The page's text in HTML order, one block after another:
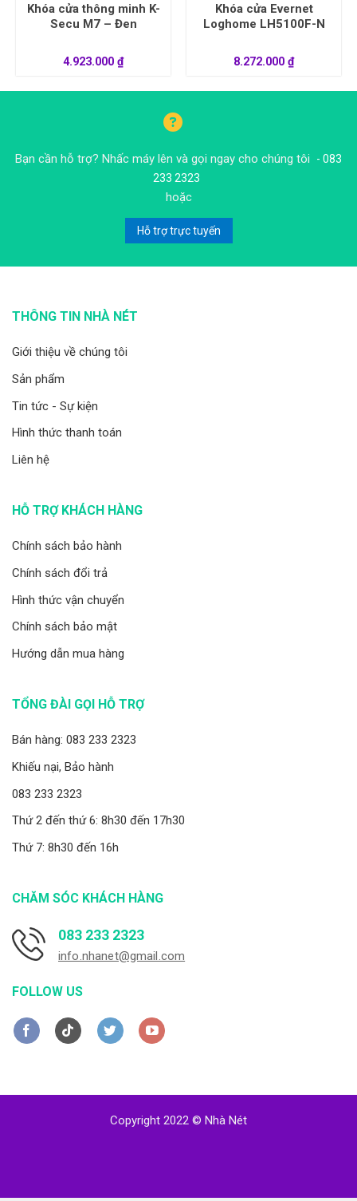
Khóa cửa thông minh K-
Secu M7 – Đen
4.923.000 ₫
Khóa cửa Evernet
Loghome LH5100F-N
8.272.000 ₫
Bạn cần hỗ trợ? Nhấc máy lên và gọi ngay cho chúng tôi
- 083
233 2323
hoặc
Hỗ trợ trực tuyến
THÔNG TIN NHÀ NÉT
Giới thiệu về chúng tôi
Sản phẩm
Tin tức - Sự kiện
Hình thức thanh toán
Liên hệ
HỖ TRỢ KHÁCH HÀNG
Chính sách bảo hành
Chính sách đổi trả
Hình thức vận chuyển
Chính sách bảo mật
Hướng dẫn mua hàng
TỔNG ĐÀI GỌI HỖ TRỢ
Bán hàng: 083 233 2323
Khiếu nại, Bảo hành
083 233 2323
Thứ 2 đến thứ 6: 8h30 đến 17h30
Thứ 7: 8h30 đến 16h
CHĂM SÓC KHÁCH HÀNG
083 233 2323
info.nhanet@gmail.com
FOLLOW US
Copyright 2022 © Nhà Nét